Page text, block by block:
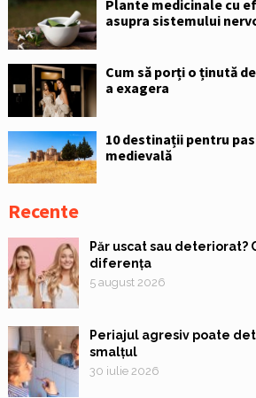
Plante medicinale cu
asupra sistemului
Cum să porți o ținută
a exagera
10 destinații pentru
medievală
Recente
Păr uscat sau deteriorat?
diferența
5 august 2026
Periajul agresiv poate
smalțul
30 iulie 2026